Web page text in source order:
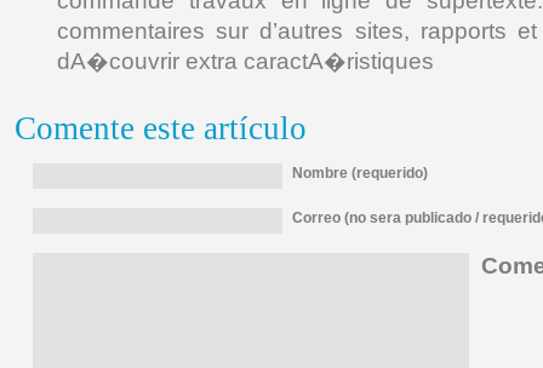
commentaires sur d’autres sites, rapports
dA�couvrir extra caractA�ristiques
Comente este artículo
Nombre (requerido)
Correo (no sera publicado /